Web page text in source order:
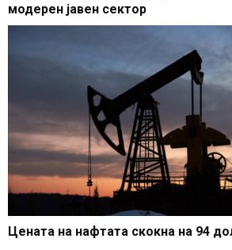
модерен јавен сектор
Цената на нафтата скокна на 94